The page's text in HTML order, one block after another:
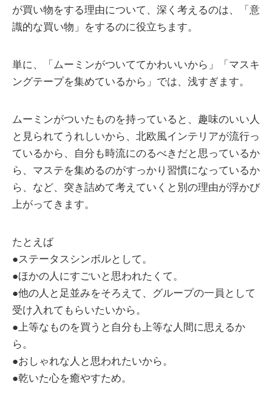
が買い物をする理由について、深く考えるのは、「意
識的な買い物」をするのに役立ちます。
単に、「ムーミンがついててかわいいから」「マスキ
ングテープを集めているから」では、浅すぎます。
ムーミンがついたものを持っていると、趣味のいい人
と見られてうれしいから、北欧風インテリアが流行っ
ているから、自分も時流にのるべきだと思っているか
ら、マステを集めるのがすっかり習慣になっているか
ら、など、突き詰めて考えていくと別の理由が浮かび
上がってきます。
たとえば
●ステータスシンボルとして。
●ほかの人にすごいと思われたくて。
●他の人と足並みをそろえて、グループの一員として
受け入れてもらいたいから。
●上等なものを買うと自分も上等な人間に思えるか
ら。
●おしゃれな人と思われたいから。
●乾いた心を癒やすため。